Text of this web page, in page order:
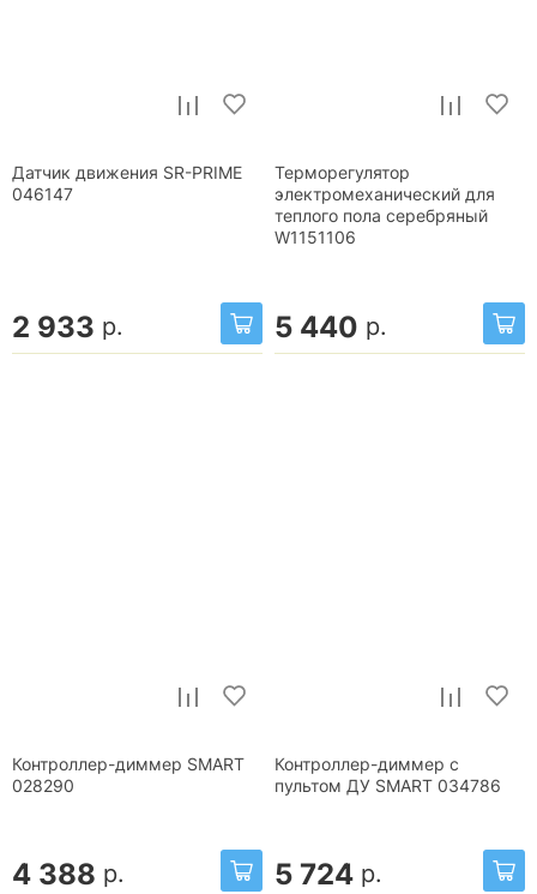
Датчик движения SR-PRIME
046147
2 933 р.
Терморегулятор
электромеханический для
теплого пола серебряный
W1151106
5 440 р.
Контроллер-диммер SMART
028290
4 388 р.
Контроллер-диммер с
пультом ДУ SMART 034786
5 724 р.